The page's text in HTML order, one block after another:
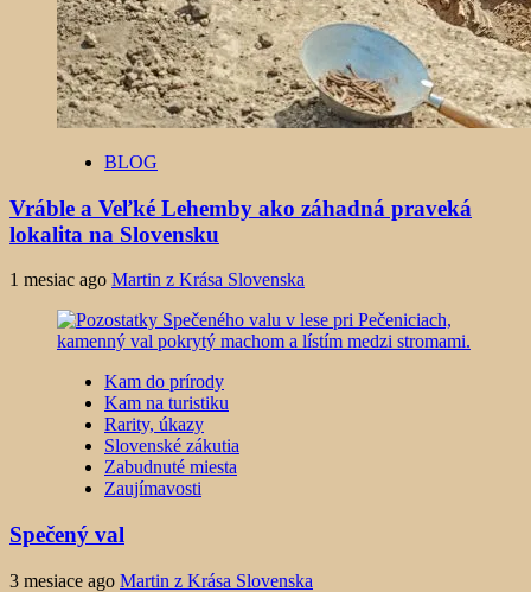
BLOG
Vráble a Veľké Lehemby ako záhadná praveká
lokalita na Slovensku
1 mesiac ago Martin z Krása Slovenska
Kam do prírody
Kam na turistiku
Rarity, úkazy
Slovenské zákutia
Zabudnuté miesta
Zaujímavosti
Spečený val
3 mesiace ago Martin z Krása Slovenska